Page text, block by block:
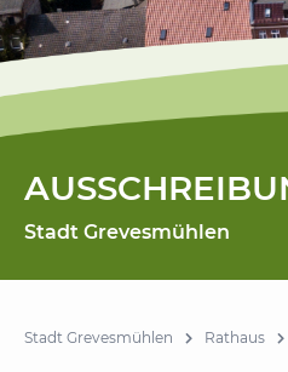
Stadt Grevesmühlen
Stadt Grevesmühlen Rathaus